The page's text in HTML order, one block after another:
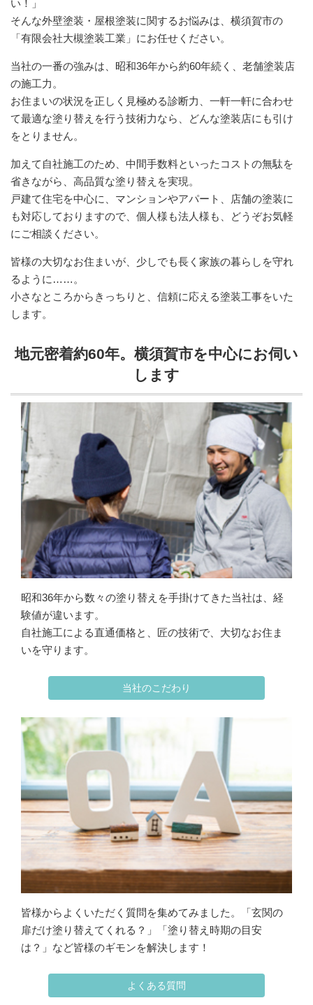
い！」
そんな外壁塗装・屋根塗装に関するお悩みは、横須賀市の
「有限会社大槻塗装工業」にお任せください。
当社の一番の強みは、昭和36年から約60年続く、老舗塗装店
の施工力。
お住まいの状況を正しく見極める診断力、一軒一軒に合わせ
て最適な塗り替えを行う技術力なら、どんな塗装店にも引け
をとりません。
加えて自社施工のため、中間手数料といったコストの無駄を
省きながら、高品質な塗り替えを実現。
戸建て住宅を中心に、マンションやアパート、店舗の塗装に
も対応しておりますので、個人様も法人様も、どうぞお気軽
にご相談ください。
皆様の大切なお住まいが、少しでも長く家族の暮らしを守れ
るように……。
小さなところからきっちりと、信頼に応える塗装工事をいた
します。
地元密着約60年。横須賀市を中心にお伺い
します
昭和36年から数々の塗り替えを手掛けてきた当社は、経
験値が違います。
自社施工による直通価格と、匠の技術で、大切なお住ま
いを守ります。
当社のこだわり
皆様からよくいただく質問を集めてみました。「玄関の
扉だけ塗り替えてくれる？」「塗り替え時期の目安
は？」など皆様のギモンを解決します！
よくある質問